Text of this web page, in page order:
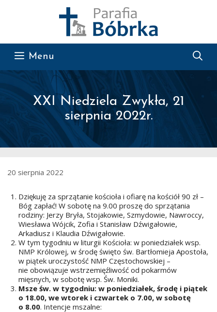
Menu
XXI Niedziela Zwykła, 21
sierpnia 2022r.
20 sierpnia 2022
Dziękuję za sprzątanie kościoła i ofiarę na kościół 90 zł –
Bóg zapłać! W sobotę na 9.00 proszę do sprzątania
rodziny: Jerzy Bryła, Stojakowie, Szmydowie, Nawroccy,
Wiesława Wójcik, Zofia i Stanisław Dźwigałowie,
Arkadiusz i Klaudia Dźwigałowie.
W tym tygodniu w liturgii Kościoła: w poniedziałek wsp.
NMP Królowej, w środę święto św. Bartłomieja Apostoła,
w piątek uroczystość NMP Częstochowskiej –
nie obowiązuje wstrzemięźliwość od pokarmów
mięsnych, w sobotę wsp. Św. Moniki.
Msze św. w tygodniu: w poniedziałek, środę i piątek
o 18.00, we wtorek i czwartek o 7.00, w sobotę
o 8.00. Intencje mszalne: